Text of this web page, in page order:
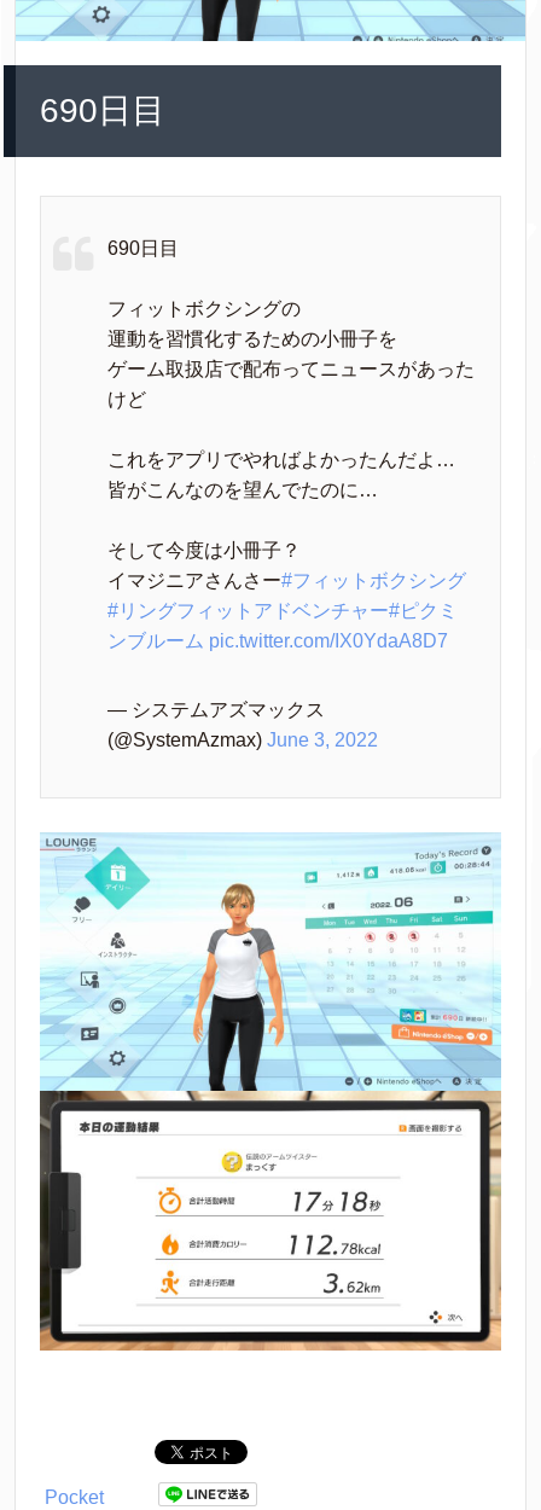
690日目
690日目
フィットボクシングの
運動を習慣化するための小冊子を
ゲーム取扱店で配布ってニュースがあった
けど
これをアプリでやればよかったんだよ…
皆がこんなのを望んでたのに…
そして今度は小冊子？
イマジニアさんさー#フィットボクシング
#リングフィットアドベンチャー#ピクミ
ンブルーム pic.twitter.com/IX0YdaA8D7
— システムアズマックス
(@SystemAzmax) June 3, 2022
Pocket